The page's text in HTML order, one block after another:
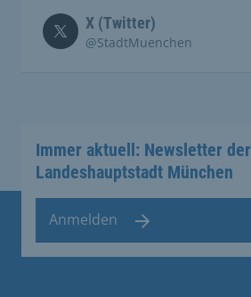
X (Twitter)
@StadtMuenchen
Immer aktuell: Newsletter der
Landeshauptstadt München
Anmelden